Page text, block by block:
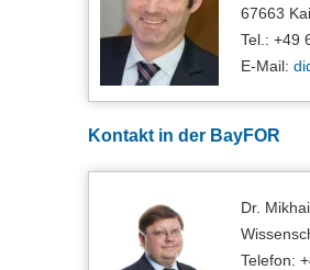
67663
Tel.: +49
E-Mail:
Kontakt in der BayFOR
Dr.
Telefon: